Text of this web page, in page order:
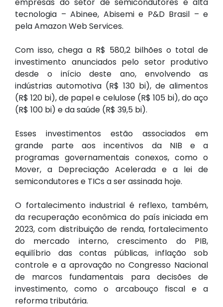
tecnologia – Abinee, Abisemi e P&D Brasil – e
pela Amazon Web Services.
Com isso, chega a R$ 580,2 bilhões o total de
investimento anunciados pelo setor produtivo
desde o início deste ano, envolvendo as
indústrias automotiva (R$ 130 bi), de alimentos
(R$ 120 bi), de papel e celulose (R$ 105 bi), do aço
(R$ 100 bi) e da saúde (R$ 39,5 bi).
Esses investimentos estão associados em
grande parte aos incentivos da NIB e a
programas governamentais conexos, como o
Mover, a Depreciação Acelerada e a lei de
semicondutores e TICs a ser assinada hoje.
O fortalecimento industrial é reflexo, também,
da recuperação econômica do país iniciada em
2023, com distribuição de renda, fortalecimento
do mercado interno, crescimento do PIB,
equilíbrio das contas públicas, inflação sob
controle e a aprovação no Congresso Nacional
de marcos fundamentais para decisões de
investimento, como o arcabouço fiscal e a
reforma tributária.